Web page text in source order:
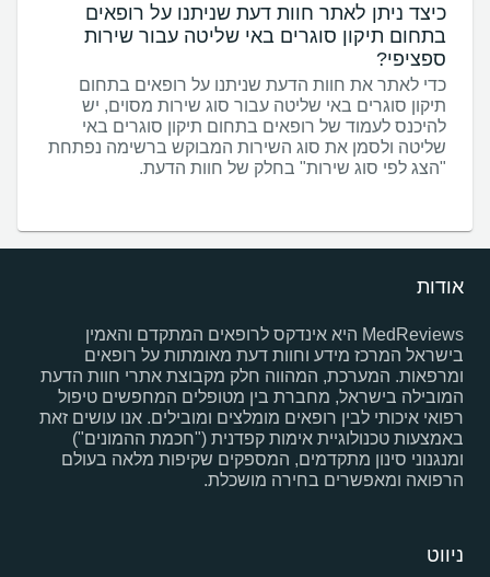
כיצד ניתן לאתר חוות דעת שניתנו על רופאים
בתחום תיקון סוגרים באי שליטה עבור שירות
ספציפי?
כדי לאתר את חוות הדעת שניתנו על רופאים בתחום
תיקון סוגרים באי שליטה עבור סוג שירות מסוים, יש
להיכנס לעמוד של רופאים בתחום תיקון סוגרים באי
שליטה ולסמן את סוג השירות המבוקש ברשימה נפתחת
"הצג לפי סוג שירות" בחלק של חוות הדעת.
אודות
MedReviews היא אינדקס לרופאים המתקדם והאמין
בישראל המרכז מידע וחוות דעת מאומתות על רופאים
ומרפאות. המערכת, המהווה חלק מקבוצת אתרי חוות הדעת
המובילה בישראל, מחברת בין מטופלים המחפשים טיפול
רפואי איכותי לבין רופאים מומלצים ומובילים. אנו עושים זאת
באמצעות טכנולוגיית אימות קפדנית ("חכמת ההמונים")
ומנגנוני סינון מתקדמים, המספקים שקיפות מלאה בעולם
הרפואה ומאפשרים בחירה מושכלת.
ניווט